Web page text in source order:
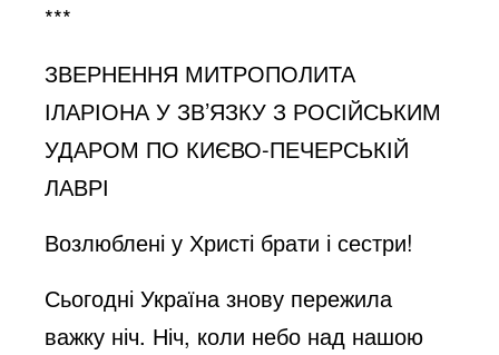
***
ЗВЕРНЕННЯ МИТРОПОЛИТА
ІЛАРІОНА У ЗВ’ЯЗКУ З РОСІЙСЬКИМ
УДАРОМ ПО КИЄВО-ПЕЧЕРСЬКІЙ
ЛАВРІ
Возлюблені у Христі брати і сестри!
Сьогодні Україна знову пережила
важку ніч. Ніч, коли небо над нашою